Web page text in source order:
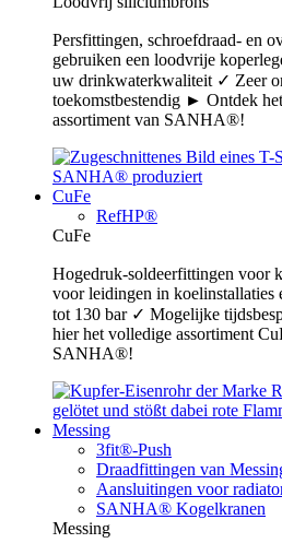
Persfittingen, schroefdraad- en
gebruiken een loodvrije
uw drinkwaterkwaliteit ✓ Zeer
toekomstbestendig ► Ontdek
assortiment van SANHA®!
CuFe
RefHP®
CuFe
Hogedruk-soldeerfittingen voor
voor leidingen in koelinstallaties
tot 130 bar ✓ Mogelijke
hier het volledige assortiment
SANHA®!
Messing
3fit®-Push
Draadfittingen van
Aansluitingen voor
SANHA® Kogelkranen
Messing